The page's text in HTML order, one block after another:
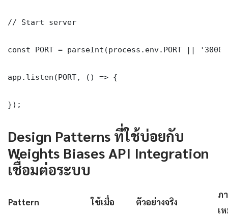
// Start server
const PORT = parseInt(process.env.PORT ||
app.listen(PORT, () => {
});
Design Patterns ที่ใช้บ่อยกับ
Weights Biases API Integration
เชื่อมต่อระบบ
Pattern ใช้เมื่อ ตัวอย่างจริง
ภ
เ